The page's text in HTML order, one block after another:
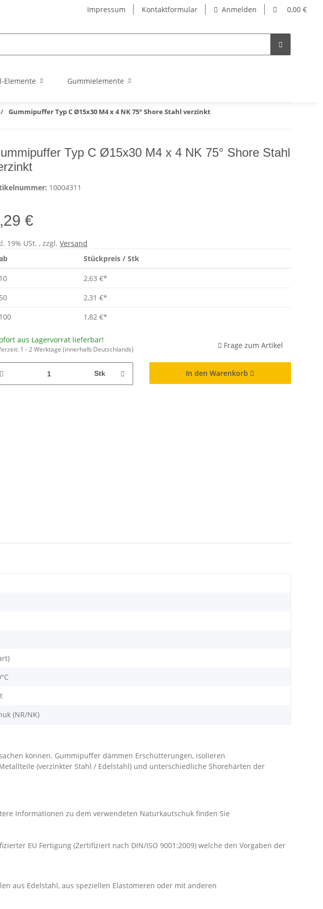
Impressum Kontaktformular Anmelden 0,00 €
Elemente Gummielemente
Gummipuffer Typ C Ø15x30 M4 x 4 NK 75° Shore Stahl verzinkt
Typ C Ø15x30 M4 x 4 NK 75° Shore Stahl
10004311
€
19% USt. , zzgl. Versand
Stückpreis / Stk
10 2,63 €*
50
2,31 €*
100
1,82 €*
aus Lagervorrat lieferbar!
1 - 2 Werktage (innerhalb Deutschlands) Frage zum Artikel
Stk In den Warenkorb
(NR/NK)
können. Gummipuffer dämmen Erschütterungen, isolieren
(verzinkter Stahl / Edelstahl) und unterschiedliche Shorehärten der
Informationen zu dem verwendeten Naturkautschuk finden Sie
EU Fertigung (Zertifiziert nach DIN/ISO 9001:2009) welche den Vorgaben der
aus Edelstahl, aus speziellen Elastomeren oder mit anderen